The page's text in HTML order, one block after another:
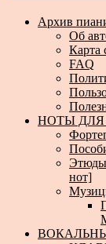
Архив
Об
Карта
FAQ
НОТЫ
Этюды
нот]